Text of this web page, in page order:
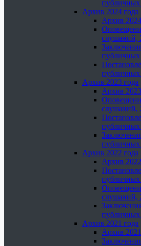
публичных
Архив 2024 года
Архив
слушаний,
публичных
публичных
Архив 2023 года
Архив
слушаний,
публичных
публичных
Архив 2022 года
Архив
публичных
слушаний,
публичных
Архив 2021 года
Архив